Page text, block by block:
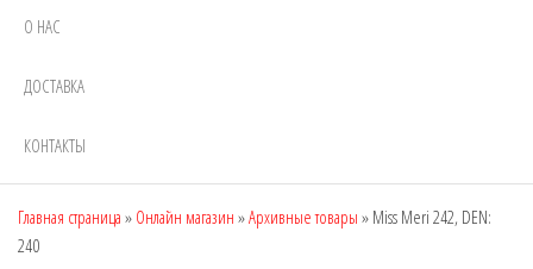
О НАС
ДОСТАВКА
КОНТАКТЫ
Главная страница » Онлайн магазин »Архивные товары » Miss Meri 242, DEN:
240